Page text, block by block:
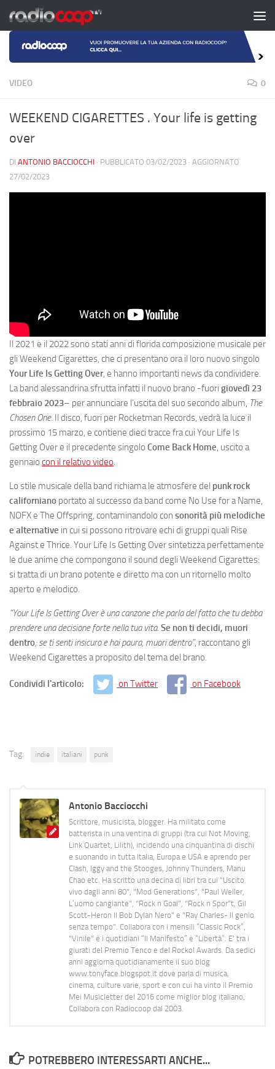
Salta al contenuto
VIDEO 0
WEEKEND CIGARETTES . Your life is getting
over
DI ANTONIO BACCIOCCHI · PUBBLICATO 03/02/2023 · AGGIORNATO
27/02/2023
Il 2021 e il 2022 sono stati anni di florida composizione musicale per
gli Weekend Cigarettes, che ci presentano ora il loro nuovo singolo
Your Life Is Getting Over, e hanno importanti news da condividere.
La band alessandrina sfrutta infatti il nuovo brano -fuori giovedì 23
febbraio 2023– per annunciare l’uscita del suo secondo album, The
Chosen One. Il disco, fuori per Rocketman Records, vedrà la luce il
prossimo 15 marzo, e contiene dieci tracce fra cui Your Life Is
Getting Over e il precedente singolo Come Back Home, uscito a
gennaio con il relativo video.
Lo stile musicale della band richiama le atmosfere del punk rock
californiano portato al successo da band come No Use for a Name,
NOFX e The Offspring, contaminandolo con sonorità più melodiche
e alternative in cui si possono ritrovare echi di gruppi quali Rise
Against e Thrice. Your Life Is Getting Over sintetizza perfettamente
le due anime che compongono il sound degli Weekend Cigarettes:
si tratta di un brano potente e diretto ma con un ritornello molto
aperto e melodico.
“Your Life Is Getting Over è una canzone che parla del fatto che tu debba
prendere una decisione forte nella tua vita. Se non ti decidi, muori
dentro; se ti senti insicuro e hai paura, muori dentro”, raccontano gli
Weekend Cigarettes a proposito del tema del brano.
Condividi l'articolo: on Twitter on Facebook
Tag: indie italiani punk
Antonio Bacciocchi
Scrittore, musicista, blogger. Ha militato come
batterista in una ventina di gruppi (tra cui Not Moving,
Link Quartet, Lilith), incidendo una cinquantina di dischi
e suonando in tutta Italia, Europa e USA e aprendo per
Clash, Iggy and the Stooges, Johnny Thunders, Manu
Chao etc. Ha scritto una decina di libri tra cui "Uscito
vivo dagli anni 80", "Mod Generations", "Paul Weller,
L’uomo cangiante", "Rock n Goal", "Rock n Spor"t, Gil
Scott-Heron Il Bob Dylan Nero" e "Ray Charles- Il genio
senza tempo". Collabora con i mensili “Classic Rock”,
"Vinile" e i quotidiani “Il Manifesto” e “Libertà”. E' tra i
giurati del Premio Tenco e del Rockol Awards. Da sedici
anni aggiorna quotidianamente il suo blog
www.tonyface.blogspot.it dove parla di musica,
cinema, culture varie, sport e con cui ha vinto il Premio
Mei Musicletter del 2016 come miglior blog italiano.
Collabora con Radiocoop dal 2003.
POTREBBERO INTERESSARTI ANCHE...